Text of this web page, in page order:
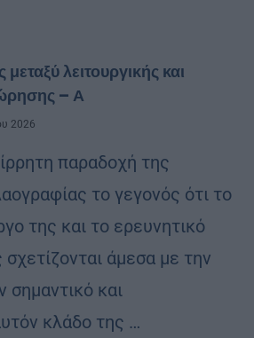
λειτουργικής και
– Α
2026
παραδοχή της
το γεγονός ότι το
της και το ερευνητικό
σχετίζονται άμεσα με την
σημαντικό και
κλάδο της …